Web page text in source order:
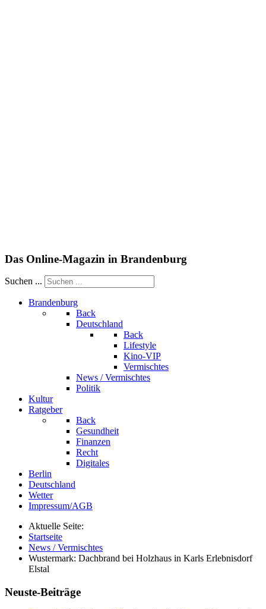
Das Online-Magazin in Brandenburg
Suchen ...
Brandenburg
Back
Deutschland
Back
Lifestyle
Kino-VIP
Vermischtes
News / Vermischtes
Politik
Kultur
Ratgeber
Back
Gesundheit
Finanzen
Recht
Digitales
Berlin
Deutschland
Wetter
Impressum/AGB
Aktuelle Seite:
Startseite
News / Vermischtes
Wustermark: Dachbrand bei Holzhaus in Karls Erlebnisdorf
Elstal
Neuste-Beiträge